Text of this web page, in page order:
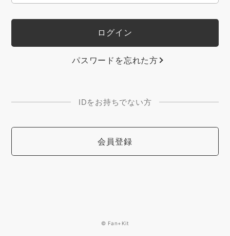
パスワードを忘れた方
IDをお持ちでない方
会員登録
© Fan+Kit